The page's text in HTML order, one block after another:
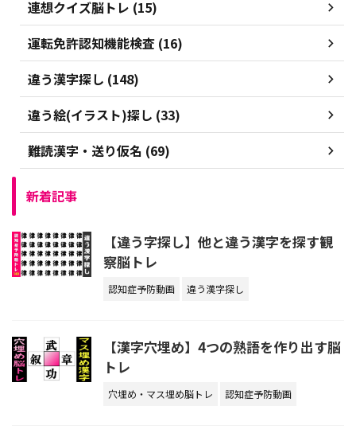
連想クイズ脳トレ (15)
運転免許認知機能検査 (16)
違う漢字探し (148)
違う絵(イラスト)探し (33)
難読漢字・送り仮名 (69)
新着記事
【違う字探し】他と違う漢字を探す観
察脳トレ
認知症予防動画 違う漢字探し
【漢字穴埋め】4つの熟語を作り出す脳
トレ
穴埋め・マス埋め脳トレ 認知症予防動画